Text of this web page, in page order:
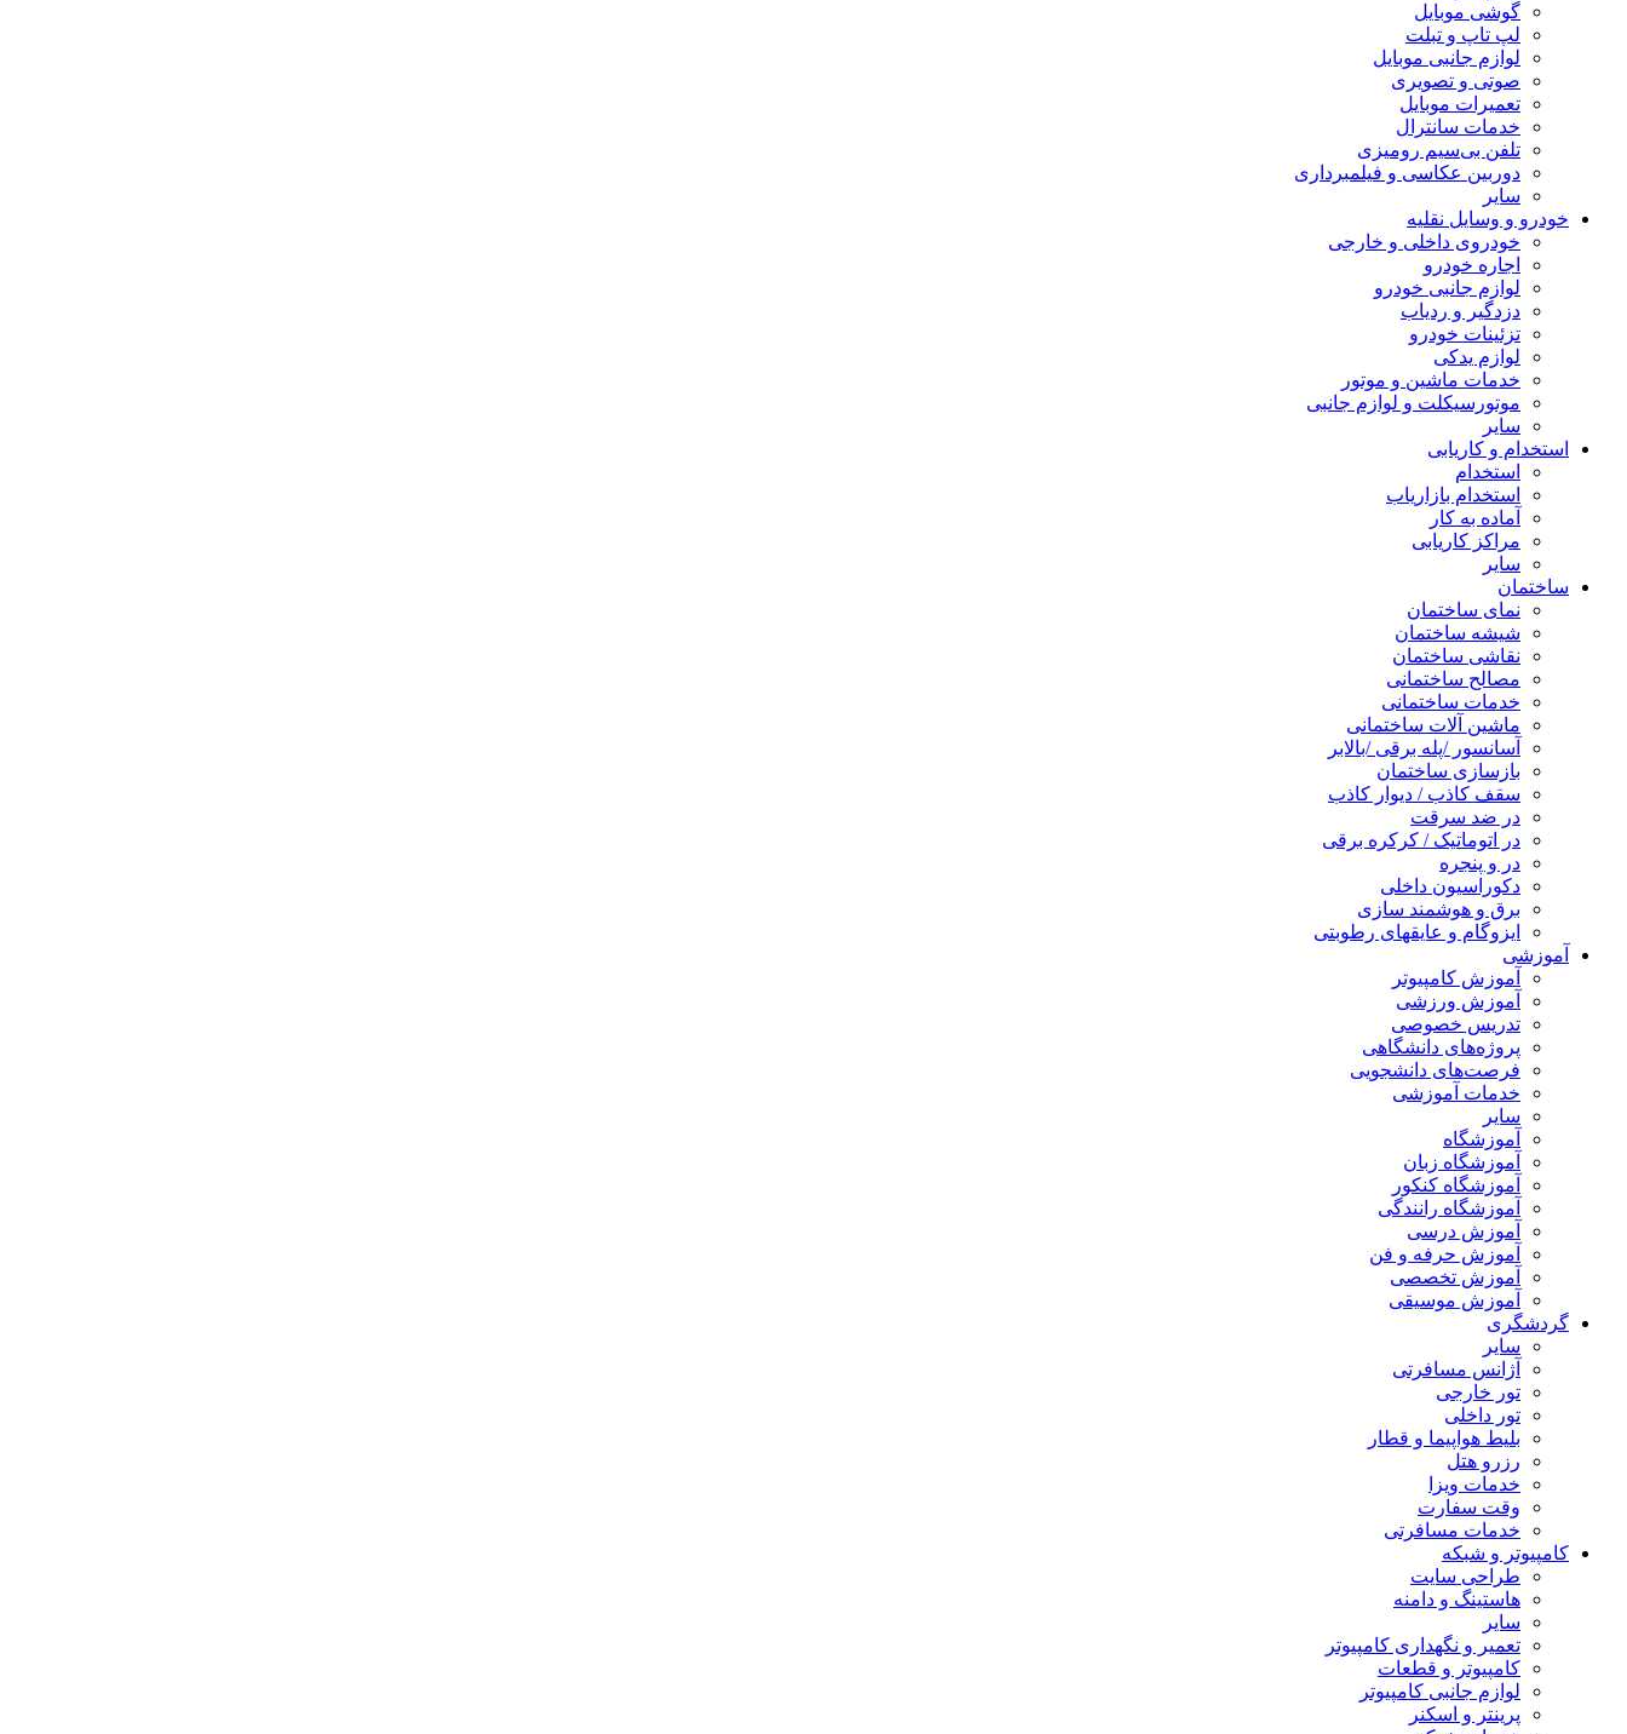
گوشی موبایل
لپ تاپ و تبلت
لوازم جانبی موبایل
صوتی و تصویری
تعمیرات موبایل
خدمات سانترال
تلفن بی‌سیم رومیزی
دوربین عکاسی و فیلمبرداری
سایر
خودرو و وسایل نقلیه
خودروی داخلی و خارجی
اجاره خودرو
لوازم جانبی خودرو
دزدگیر و ردیاب
تزئینات خودرو
لوازم یدکی
خدمات ماشین و موتور
موتورسیکلت و لوازم جانبی
سایر
استخدام و کاریابی
استخدام
استخدام بازاریاب
آماده به کار
مراکز کاریابی
سایر
ساختمان
نمای ساختمان
شیشه ساختمان
نقاشی ساختمان
مصالح ساختمانی
خدمات ساختمانی
ماشین آلات ساختمانی
آسانسور /پله برقی /بالابر
بازسازی ساختمان
سقف کاذب / دیوار کاذب
در ضد سرقت
در اتوماتیک / کرکره برقی
در و پنجره
دکوراسیون داخلی
برق و هوشمند سازی
ایزوگام و عایقهای رطوبتی
آموزشی
آموزش کامپیوتر
آموزش ورزشی
تدریس خصوصی
پروژه‌های دانشگاهی
فرصت‌های دانشجویی
خدمات آموزشی
سایر
آموزشگاه
آموزشگاه زبان
آموزشگاه کنکور
آموزشگاه رانندگی
آموزش درسی
آموزش حرفه و فن
آموزش تخصصی
آموزش موسیقی
گردشگری
سایر
آژانس مسافرتی
تور خارجی
تور داخلی
بلیط هواپیما و قطار
رزرو هتل
خدمات ویزا
وقت سفارت
خدمات مسافرتی
کامپیوتر و شبکه
طراحی سایت
هاستینگ و دامنه
سایر
تعمیر و نگهداری کامپیوتر
کامپیوتر و قطعات
لوازم جانبی کامپیوتر
پرینتر و اسکنر